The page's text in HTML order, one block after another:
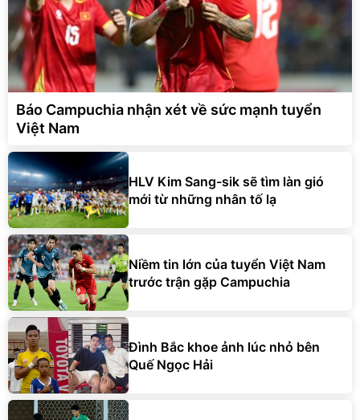
Báo Campuchia nhận xét về sức mạnh tuyển
Việt Nam
HLV Kim Sang-sik sẽ tìm làn gió
mới từ những nhân tố lạ
Niềm tin lớn của tuyển Việt Nam
trước trận gặp Campuchia
Đình Bắc khoe ảnh lúc nhỏ bên
Quế Ngọc Hải